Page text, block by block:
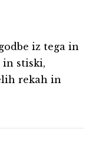
iz tega in
in stiski,
rekah in